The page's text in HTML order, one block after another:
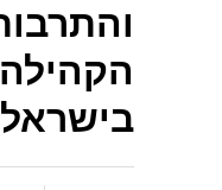
בישראל